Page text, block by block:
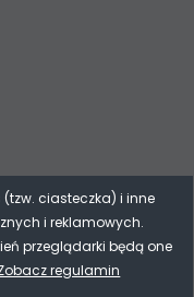
(tzw. ciasteczka) i inne
i reklamowych.
przeglądarki będą one
regulamin